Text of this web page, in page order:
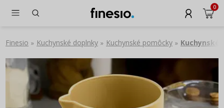
0
Finesio » Kuchynské doplnky » Kuchynské pomôcky » Kuchynské